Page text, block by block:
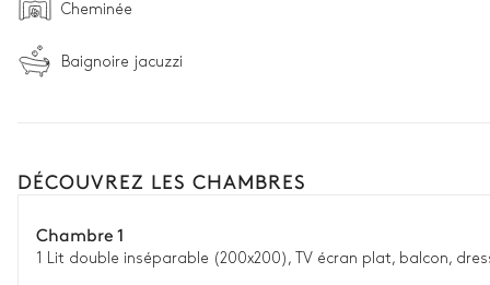
Cheminée
Baignoire jacuzzi
DÉCOUVREZ LES CHAMBRES
Chambre 1
1 Lit double inséparable (200x200), TV écran plat, balcon,